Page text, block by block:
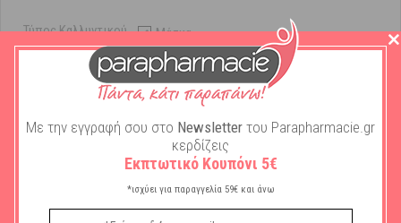
Τύπος Καλλυντικού
Προσώπου:
Μάσκα
Ματιών
Ποσότητα σε ml: 2ml
Ποσότητα σε
2 φακελάκια
Με την εγγραφή σου στο Newsletter του Parapharmacie.gr
κερδίζεις
Εκπτωτικό Κουπόνι 5€
*ισχύει για παραγγελία 59€ και άνω